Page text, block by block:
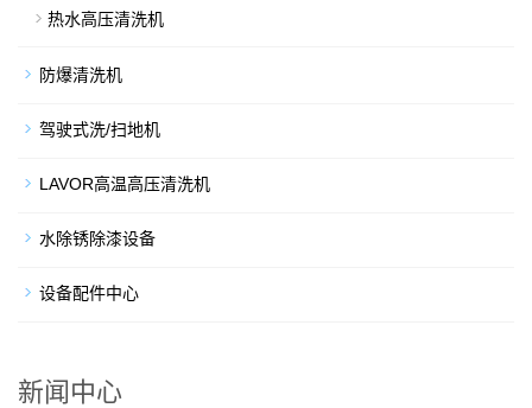
热水高压清洗机
防爆清洗机
驾驶式洗/扫地机
LAVOR高温高压清洗机
水除锈除漆设备
设备配件中心
新闻中心